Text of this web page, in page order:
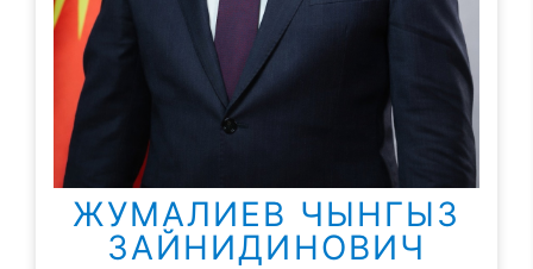
ЖУМАЛИЕВ ЧЫНГЫЗ
ЗАЙНИДИНОВИЧ